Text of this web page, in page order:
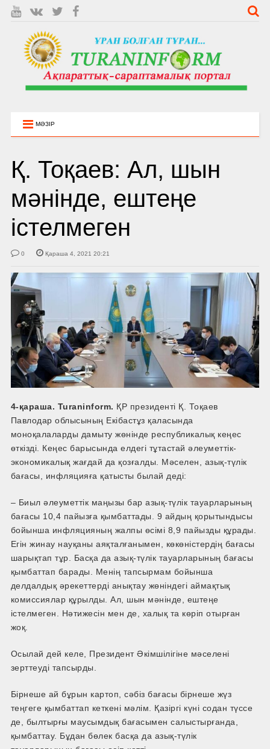
МӘЗІР
Қ. Тоқаев: Ал, шын
мәнінде, ештеңе
істелмеген
0 Қараша 4, 2021 20:21
4-қараша. Turaninform. ҚР президенті Қ. Тоқаев
Павлодар облысының Екібастұз қаласында
моноқалаларды дамыту жөнінде республикалық кеңес
өткізді. Кеңес барысында елдегі тұтастай әлеуметтік-
экономикалық жағдай да қозғалды. Мәселен, азық-түлік
бағасы, инфляцияға қатысты былай деді:
– Биыл әлеуметтік маңызы бар азық-түлік тауарларының
бағасы 10,4 пайызға қымбаттады. 9 айдың қорытындысы
бойынша инфляцияның жалпы өсімі 8,9 пайызды құрады.
Егін жинау науқаны аяқталғанымен, көкөністердің бағасы
шарықтап тұр. Басқа да азық-түлік тауарларының бағасы
қымбаттап барады. Менің тапсырмам бойынша
делдалдық әрекеттерді анықтау жөніндегі аймақтық
комиссиялар құрылды. Ал, шын мәнінде, ештеңе
істелмеген. Нәтижесін мен де, халық та көріп отырған
жоқ.
Осылай дей келе, Президент Әкімшілігіне мәселені
зерттеуді тапсырды.
Бірнеше ай бұрын картоп, сәбіз бағасы бірнеше жүз
теңгеге қымбаттап кеткені мәлім. Қазіргі күні содан түссе
де, былтырғы маусымдық бағасымен салыстырғанда,
қымбаттау. Бұдан бөлек басқа да азық-түлік